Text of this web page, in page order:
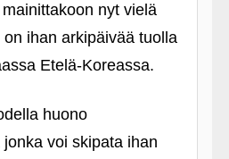
nyt vielä
ihan arkipäivää tuolla
Etelä-Koreassa.
huono
voi skipata ihan